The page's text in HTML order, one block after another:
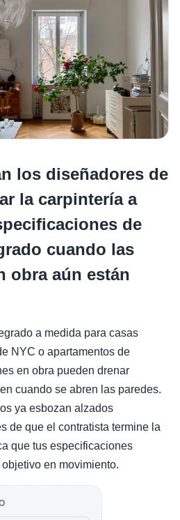
los diseñadores de
la carpintería a
de
cuando las
obra aún están
a medida para casas
NYC o apartamentos de
en obra pueden drenar
cuando se abren las paredes.
ya esbozan alzados
de que el contratista termine la
que tus especificaciones
en movimiento.